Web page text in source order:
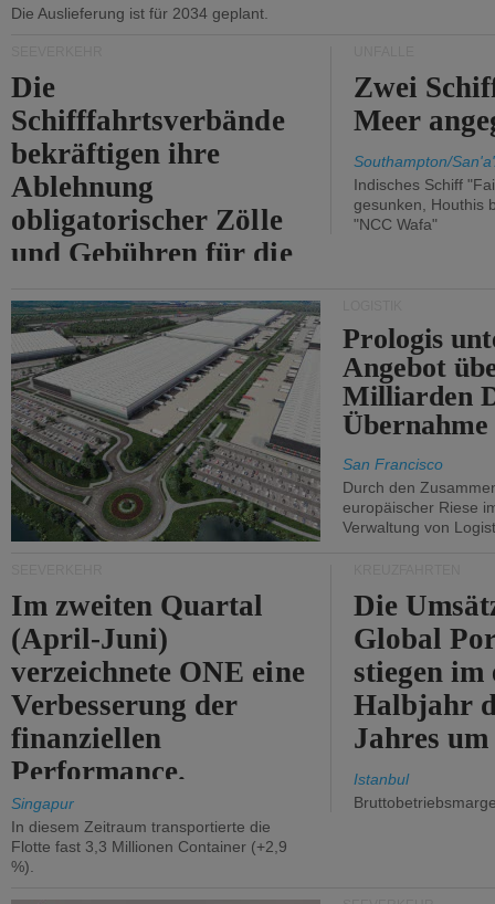
Die Auslieferung ist für 2034 geplant.
Die
Schifffahrtsverbände
bekräftigen ihre
Ablehnung
obligatorischer Zölle
und Gebühren für die
von Hormuz.
Zwei
Meer
Southampton/
Indisches Schiff
gesunken, Houthis
"NCC Wafa"
Prologis
Angebot
Milliarden
Übernahme
San Francisco
Durch den
europäischer Riese
Verwaltung von
Im zweiten Quartal
(April-Juni)
verzeichnete ONE eine
Verbesserung der
finanziellen
Performance.
Singapur
In diesem Zeitraum transportierte die
Flotte fast 3,3 Millionen Container (+2,9
%).
Die
Global
stiegen im
Halbjahr
Jahres
Istanbul